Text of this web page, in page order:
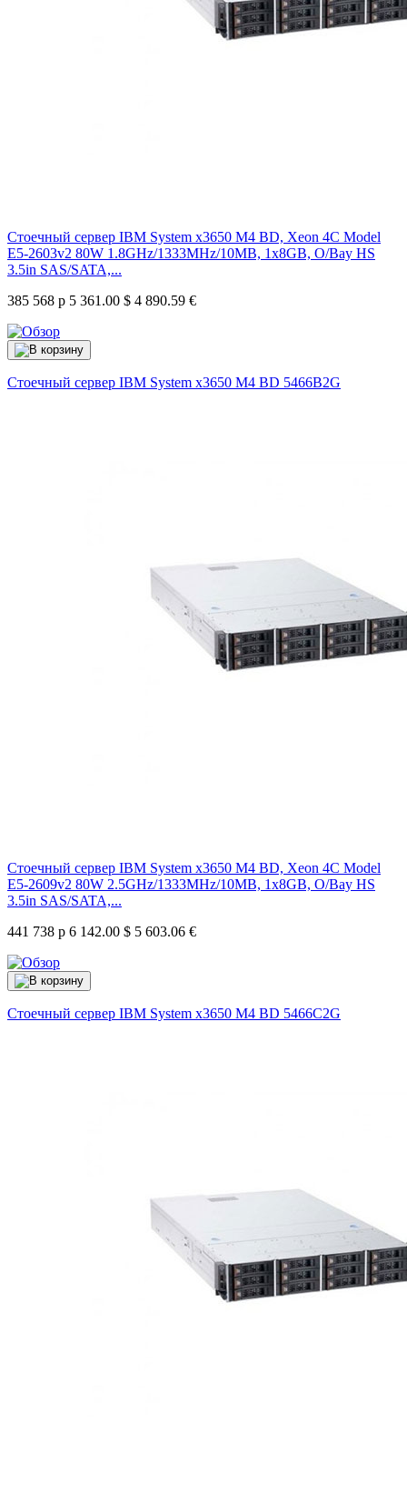
Стоечный сервер IBM System x3650 M4 BD, Xeon 4C Model
E5-2603v2 80W 1.8GHz/1333MHz/10MB, 1x8GB, O/Bay HS
3.5in SAS/SATA,...
385 568 р 5 361.00 $ 4 890.59 €
Стоечный сервер IBM System x3650 M4 BD 5466B2G
Стоечный сервер IBM System x3650 M4 BD, Xeon 4C Model
E5-2609v2 80W 2.5GHz/1333MHz/10MB, 1x8GB, O/Bay HS
3.5in SAS/SATA,...
441 738 р 6 142.00 $ 5 603.06 €
Стоечный сервер IBM System x3650 M4 BD 5466C2G